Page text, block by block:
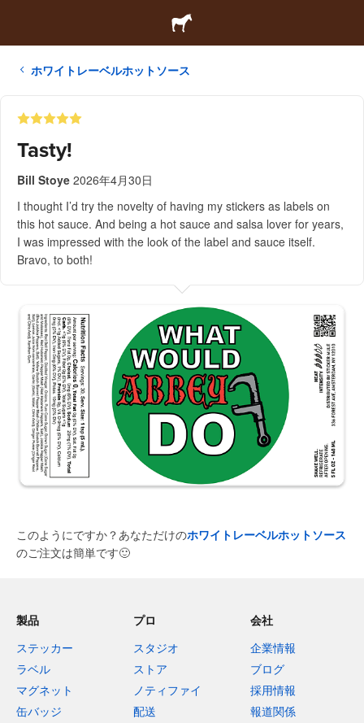
ホワイトレーベルホットソース
Tasty!
Bill Stoye 2026年4月30日
I thought I’d try the novelty of having my stickers as labels on
this hot sauce. And being a hot sauce and salsa lover for years,
I was impressed with the look of the label and sauce itself.
Bravo, to both!
このようにですか？あなただけのホワイトレーベルホットソース
のご注文は簡単です🙂
製品
ステッカー
ラベル
マグネット
缶バッジ
プロ
スタジオ
ストア
ノティファイ
配送
会社
企業情報
ブログ
採用情報
報道関係